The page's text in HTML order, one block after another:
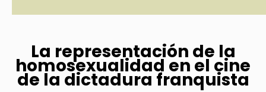
La representación de la
homosexualidad en el cine
de la dictadura franquista